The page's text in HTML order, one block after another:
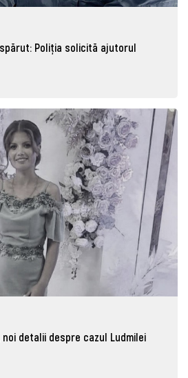
Poliţia solicită ajutorul
detalii despre cazul Ludmilei